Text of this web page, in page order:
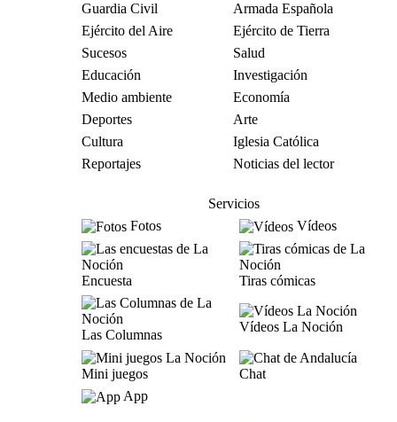
Guardia Civil
Armada Española
Ejército del Aire
Ejército de Tierra
Sucesos
Salud
Educación
Investigación
Medio ambiente
Economía
Deportes
Arte
Cultura
Iglesia Católica
Reportajes
Noticias del lector
Servicios
Fotos
Vídeos
Encuesta Tiras cómicas
Las Columnas
Vídeos La Noción
Mini juegos
Chat
App